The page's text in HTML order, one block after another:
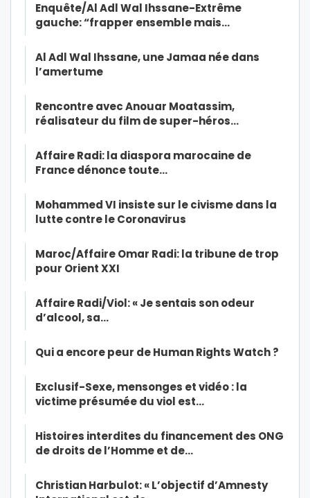
Enquête/Al Adl Wal Ihssane-Extrême
gauche: “frapper ensemble mais…
Al Adl Wal Ihssane, une Jamaa née dans
l’amertume
Rencontre avec Anouar Moatassim,
réalisateur du film de super-héros…
Affaire Radi: la diaspora marocaine de
France dénonce toute…
Mohammed VI insiste sur le civisme dans la
lutte contre le Coronavirus
Maroc/Affaire Omar Radi: la tribune de trop
pour Orient XXI
Affaire Radi/Viol: « Je sentais son odeur
d’alcool, sa…
Qui a encore peur de Human Rights Watch ?
Exclusif-Sexe, mensonges et vidéo : la
victime présumée du viol est…
Histoires interdites du financement des ONG
de droits de l’Homme et de…
Christian Harbulot: « L’objectif d’Amnesty